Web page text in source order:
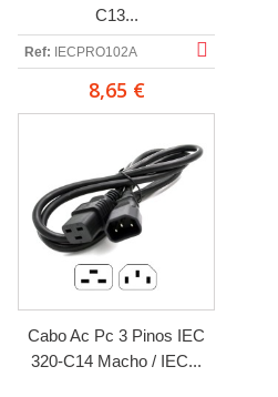
C13...
Ref: IECPRO102A
8,65 €
Cabo Ac Pc 3 Pinos IEC
320-C14 Macho / IEC...